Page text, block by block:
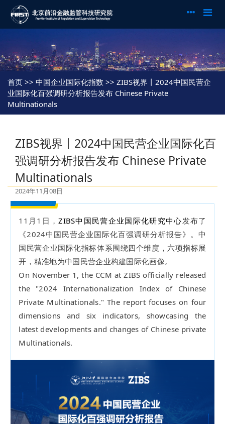
首页 >> 中国企业国际化指数 >> ZIBS视界丨2024中国民营企
业国际化百强调研分析报告发布 Chinese Private
Multinationals
ZIBS视界丨2024中国民营企业国际化百
强调研分析报告发布 Chinese Private
Multinationals
2024年11月08日
11月1日，ZIBS中国民营企业国际化研究中心发布了
《2024中国民营企业国际化百强调研分析报告》。中
国民营企业国际化指标体系围绕四个维度，六项指标展
开，精准地为中国民营企业构建国际化画像。
On November 1, the CCM at ZIBS officially released
the "2024 Internationalization Index of Chinese
Private Multinationals." The report focuses on four
dimensions and six indicators, showcasing the
latest developments and changes of Chinese private
Multinationals.